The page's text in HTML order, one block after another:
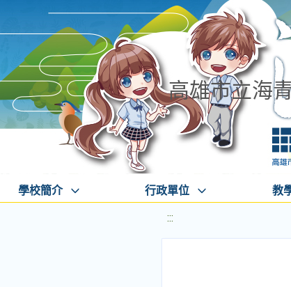
高雄市立海
學校簡介 行政單位 教
:::